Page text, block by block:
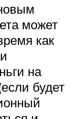
может
как
на
будет